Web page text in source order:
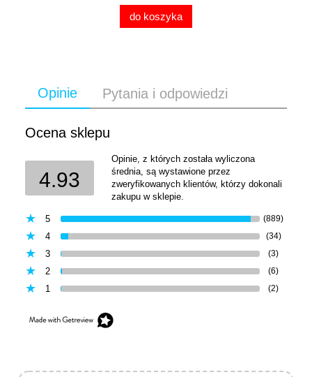
do koszyka
Opinie Pytania i odpowiedzi
Ocena sklepu
4.93
Opinie, z których została wyliczona
średnia, są wystawione przez
zweryfikowanych klientów, którzy dokonali
zakupu w sklepie.
5 (889)
4 (34)
3 (3)
2 (6)
1 (2)